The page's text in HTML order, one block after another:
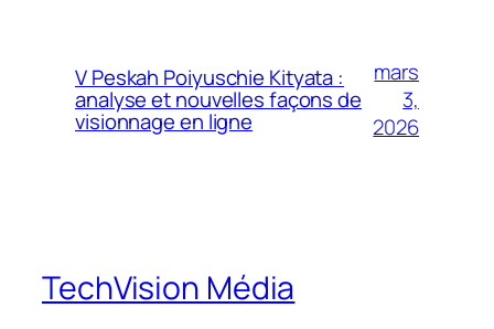
V Peskah Poiyuschie Kityata :
analyse et nouvelles façons de
visionnage en ligne
mars
3,
2026
TechVision Média